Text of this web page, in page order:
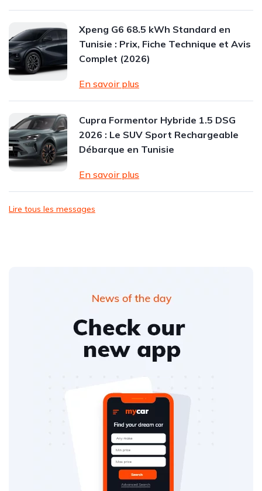
Xpeng G6 68.5 kWh Standard en
Tunisie : Prix, Fiche Technique et Avis
Complet (2026)
En savoir plus
Cupra Formentor Hybride 1.5 DSG
2026 : Le SUV Sport Rechargeable
Débarque en Tunisie
En savoir plus
Lire tous les messages